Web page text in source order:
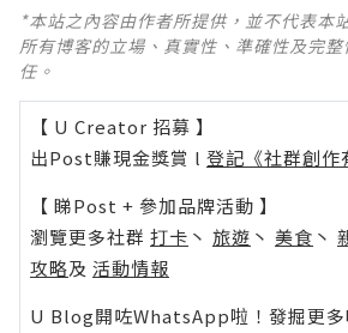
*本站之內容由作者所提供，並不代表本
所有博客的立場、真實性、準確性及完
任。
【 U Creator 招募 】
出Post賺現金獎賞 l 登記《社群創作
【 睇Post + 參加品牌活動 】
瀏覽更多社群 打卡 丶 旅遊 丶 美食 丶
攻略及 活動情報
U Blog開咗WhatsApp啦！發掘更多